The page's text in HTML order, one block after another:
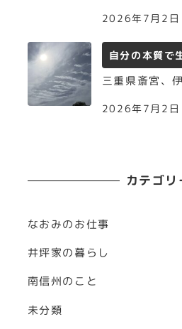
2026年7月2日
自分の本質で
三重県斎宮、
2026年7月2日
カテゴリ
なおみのお仕事
井坪家の暮らし
南信州のこと
未分類